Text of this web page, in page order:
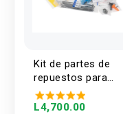
Kit de partes de
repuestos para
impresora 3D MK4
PRUSA
L4,700.00